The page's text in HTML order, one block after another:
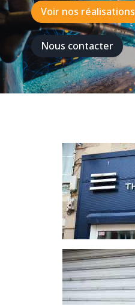
Voir nos réalisations
Nous contacter